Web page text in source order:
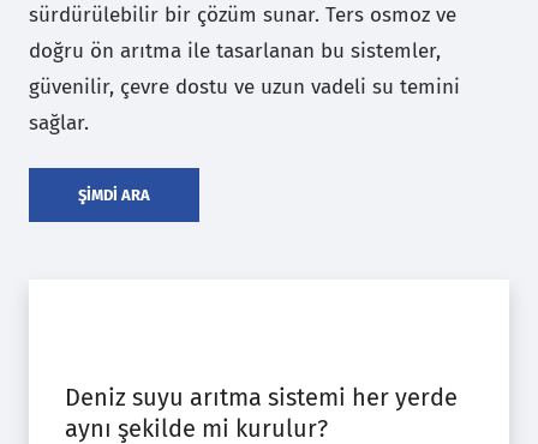
sürdürülebilir bir çözüm sunar. Ters osmoz ve
doğru ön arıtma ile tasarlanan bu sistemler,
güvenilir, çevre dostu ve uzun vadeli su temini
sağlar.
ŞİMDİ ARA
Deniz suyu arıtma sistemi her yerde
aynı şekilde mi kurulur?